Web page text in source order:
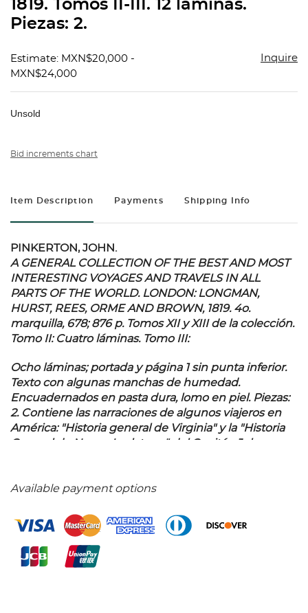
1819. Tomos II-III. 12 láminas.
Piezas: 2.
Estimate: MXN$20,000 -
MXN$24,000
Inquire
Unsold
Bid increments chart
Item Description Payments Shipping Info
PINKERTON, JOHN.
A GENERAL COLLECTION OF THE BEST AND MOST
INTERESTING VOYAGES AND TRAVELS IN ALL
PARTS OF THE WORLD. LONDON: LONGMAN,
HURST, REES, ORME AND BROWN, 1819.4o.
marquilla, 678; 876 p. Tomos XII y XIII de la colección.
Tomo II: Cuatro láminas. Tomo III:
Ocho láminas; portada y página 1 sin punta inferior.
Texto con algunas manchas de humedad.
Encuadernados en pasta dura, lomo en piel. Piezas:
2. Contiene las narraciones de algunos viajeros en
América: "Historia general de Virginia" y la "Historia
General de Nueva Inglaterra" del Capitán John
América del Norte" del Reverendo Andrew Burnaby;
de Menonville (753 - 876 p.). Crónica del colorido y
emocionante viaje de Menonville, que se embarca
en un viaje de descubrimiento y recolección de
plantas e insectos mexicanos, para beneficio de la
Available payment options